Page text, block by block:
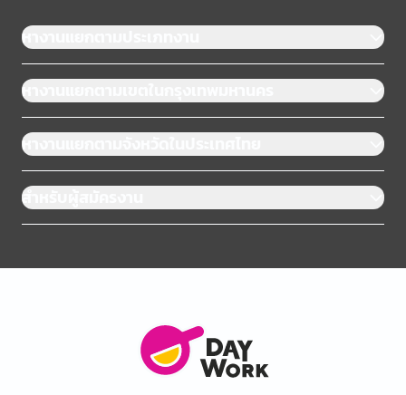
หางานแยกตามประเภทงาน
หางานแยกตามเขตในกรุงเทพมหานคร
หางานแยกตามจังหวัดในประเทศไทย
สำหรับผู้สมัครงาน